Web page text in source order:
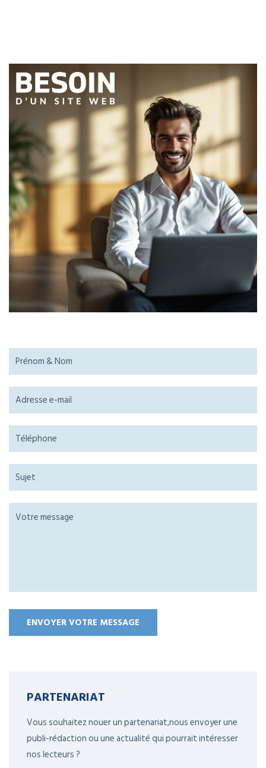
PARTENARIAT
Vous souhaitez nouer un partenariat,nous envoyer une
publi-rédaction ou une actualité qui pourrait intéresser
nos lecteurs ?